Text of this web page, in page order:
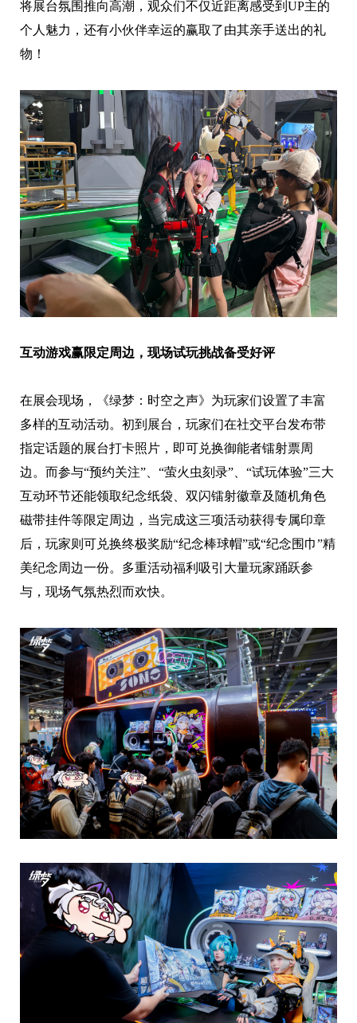
将展台氛围推向高潮，观众们不仅近距离感受到UP主的
个人魅力，还有小伙伴幸运的赢取了由其亲手送出的礼
物！
互动游戏赢限定周边 ， 现场试玩挑战备受好评
在展会现场，《绿梦：时空之声》为玩家们设置了丰富
多样的互动活动。初到展台，玩家们在社交平台发布带
指定话题的展台打卡照片，即可兑换御能者镭射票周
边。而参与“预约关注”、“萤火虫刻录”、“试玩体验”三大
互动环节还能领取纪念纸袋、双闪镭射徽章及随机角色
磁带挂件等限定周边，当完成这三项活动获得专属印章
后，玩家则可兑换终极奖励“纪念棒球帽”或“纪念围巾”精
美纪念周边一份。多重活动福利吸引大量玩家踊跃参
与，现场气氛热烈而欢快。